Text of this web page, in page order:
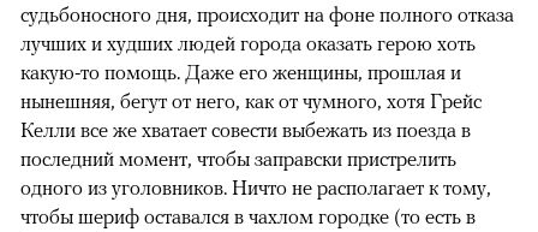
судьбоносного дня, происходит на фоне полного отказа
лучших и худших людей города оказать герою хоть
какую-то помощь. Даже его женщины, прошлая и
нынешняя, бегут от него, как от чумного, хотя Грейс
Келли все же хватает совести выбежать из поезда в
последний момент, чтобы заправски пристрелить
одного из уголовников. Ничто не располагает к тому,
чтобы шериф оставался в чахлом городке (то есть в